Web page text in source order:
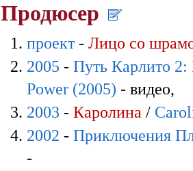
Продюсер
проект-Лицо со
2005 -Путь Карлито 2:
Power (2005) - видео,
2003 -Каролина /
2002 -Приключения
-